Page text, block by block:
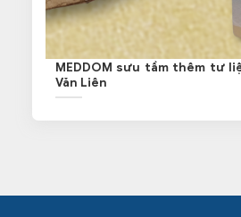
MEDDOM sưu tầm thêm tư
Văn Liên